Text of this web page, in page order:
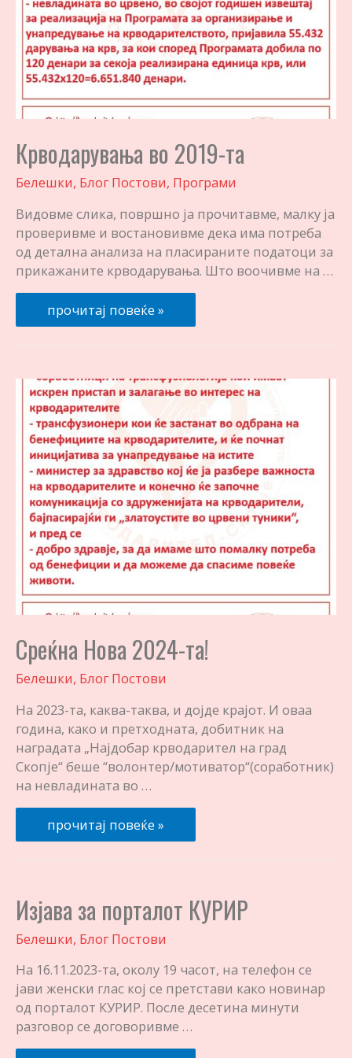
Крводарувања во 2019-та
Белешки, Блог Постови, Програми
Видовме слика, површно ја прочитавме, малку ја
проверивме и востановивме дека има потреба
од детална анализа на пласираните податоци за
прикажаните крводарувања. Што воочивме на …
Крводарувања
во
2019-
прочитај повеќе »
Среќна Нова 2024-та!
Белешки, Блог Постови
На 2023-та, каква-таква, и дојде крајот. И оваа
година, како и претходната, добитник на
наградата „Најдобар крводарител на град
Скопје“ беше “волонтер/мотиватор“(соработник)
на невладината во …
Среќна
Нова
2024-
прочитај повеќе »
Изјава за порталот КУРИР
Белешки, Блог Постови
На 16.11.2023-та, околу 19 часот, на телефон се
јави женски глас кој се претстави како новинар
од порталот КУРИР. После десетина минути
разговор се договоривме …